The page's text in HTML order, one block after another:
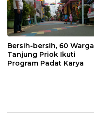
Bersih-bersih, 60 Warga
Tanjung Priok Ikuti
Program Padat Karya